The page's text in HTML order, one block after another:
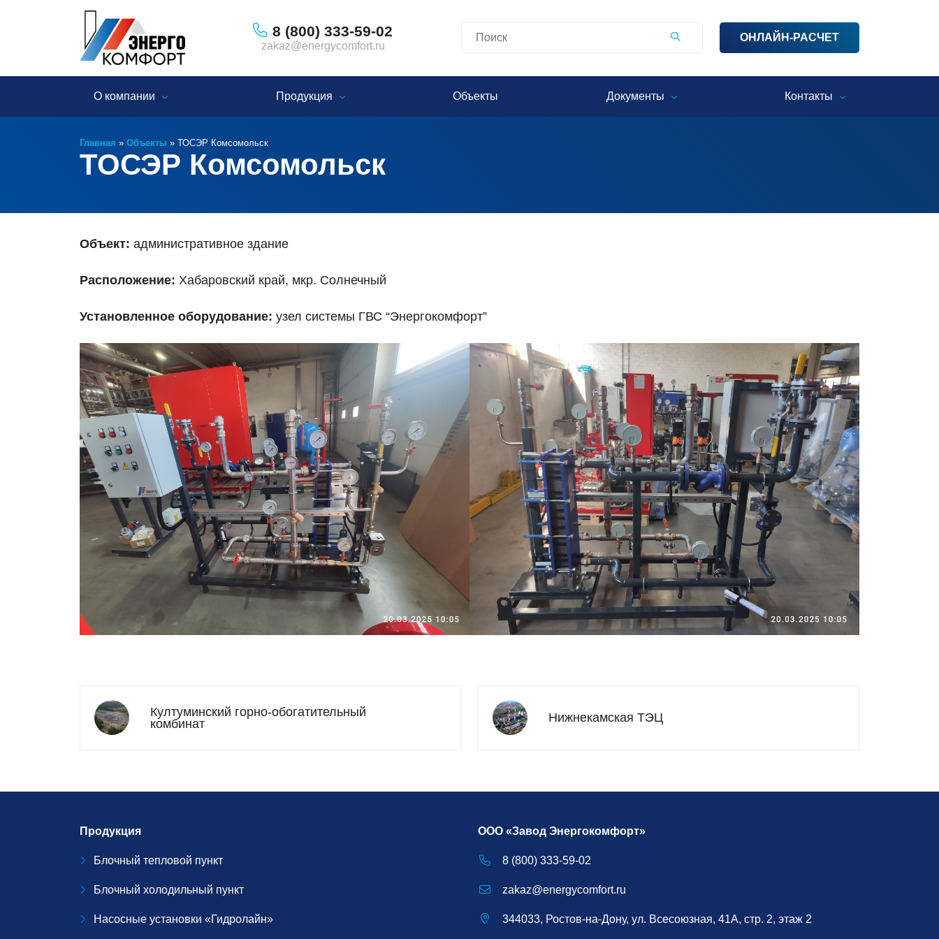
8 (800) 333-59-02
zakaz@energycomfort.ru
ОНЛАЙН-РАСЧЕТ
О компании Продукция Объекты Документы Контакты
Главная » Объекты » ТОСЭР Комсомольск
ТОСЭР Комсомольск
Объект: административное здание
Расположение: Хабаровский край, мкр. Солнечный
Установленное оборудование: узел системы ГВС “Энергокомфорт”
Култуминский горно-обогатительный
комбинат
Нижнекамская ТЭЦ
Продукция
Блочный тепловой пункт
Блочный холодильный пункт
Насосные установки «Гидролайн»
ООО «Завод Энергокомфорт»
8 (800) 333-59-02
zakaz@energycomfort.ru
344033, Ростов-на-Дону, ул. Всесоюзная, 41А, стр. 2, этаж 2